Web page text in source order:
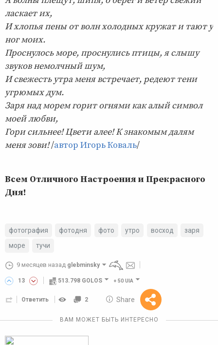
ласкает их,
И хлопья пены от волн холодных кружат и тают у
ног моих.
Проснулось море, проснулись птицы, я слышу
звуков немолчный шум,
И свежесть утра меня встречает, редеют тени
угрюмых дум.
Заря над морем горит огнями как алый символ
моей любви,
Гори сильнее! Цвети алее! К знакомым далям
меня зови!/автор Игорь Коваль/
Всем Отличного Настроения и Прекрасного
Дня!
фотография фотодня фото утро восход
заря
море
тучи
9 месяцев назад glebminsky
13 513.798 GOLOS +50 UIA
Ответить 2 Share
Reward
10 GOLOS
ВАМ МОЖЕТ БЫТЬ ИНТЕРЕСНО